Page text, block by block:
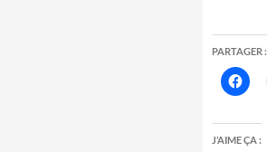
PARTAGER :
J’AIME ÇA :